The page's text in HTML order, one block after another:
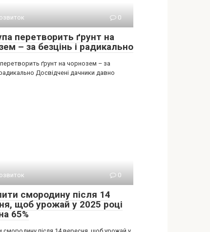
0
перетворить ґрунт на
– за безцінь і радикально
ґрунт на чорнозем – за
радикально Досвідчені дачники давно
0
смородину після 14
щоб урожай у 2025 році
65%